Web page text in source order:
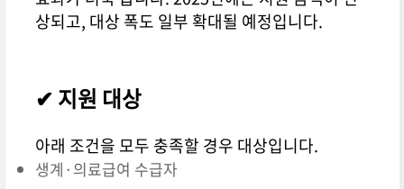
상되고, 대상 폭도 일부 확대될 예정입니다.
✔ 지원 대상
아래 조건을 모두 충족할 경우 대상입니다.
생계·의료급여 수급자